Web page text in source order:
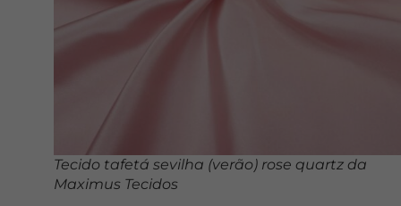
Tecido tafetá sevilha (verão) rose quartz da
Maximus Tecidos